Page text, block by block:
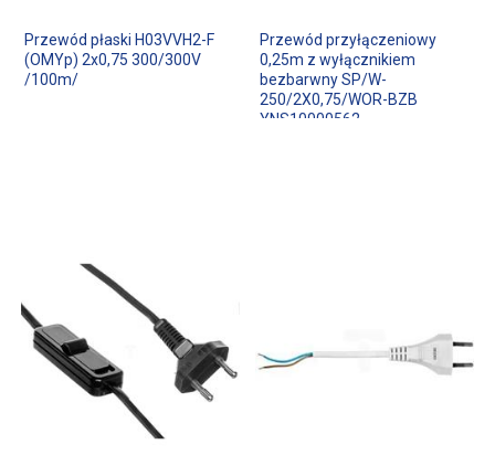
Przewód płaski H03VVH2-F
(OMYp) 2x0,75 300/300V
/100m/
Przewód przyłączeniowy
0,25m z wyłącznikiem
bezbarwny SP/W-
250/2X0,75/WOR-BZB
YNS10000562